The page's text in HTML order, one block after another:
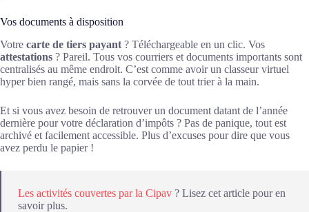
Vos documents à disposition
Votre carte de tiers payant ? Téléchargeable en un clic. Vos
attestations ? Pareil. Tous vos courriers et documents importants sont
centralisés au même endroit. C’est comme avoir un classeur virtuel
hyper bien rangé, mais sans la corvée de tout trier à la main.
Et si vous avez besoin de retrouver un document datant de l’année
dernière pour votre déclaration d’impôts ? Pas de panique, tout est
archivé et facilement accessible. Plus d’excuses pour dire que vous
avez perdu le papier !
Les activités couvertes par la Cipav ? Lisez cet article pour en
savoir plus.